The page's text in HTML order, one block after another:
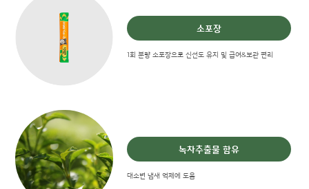
소포장
1회 분량 소포장으로 신선도 유지 및 급여&보관 편리
녹차추출물 함유
대소변 냄새 억제에 도움